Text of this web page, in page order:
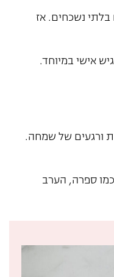
בלתי נשכחים. אז
אישי במיוחד.
ורגעים של שמחה.
ספרה, הערב